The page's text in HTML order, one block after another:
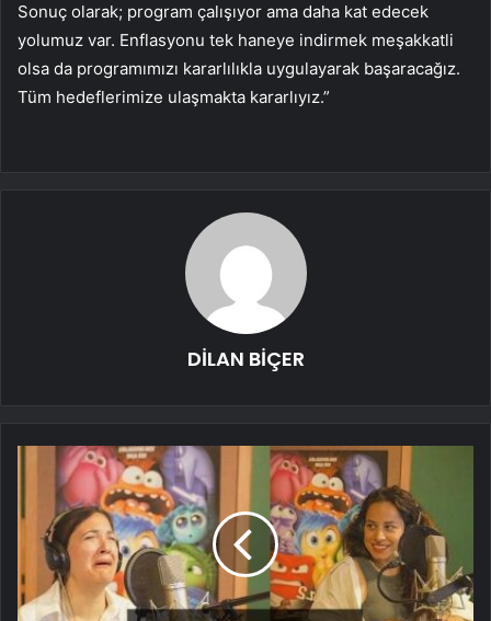
Sonuç olarak; program çalışıyor ama daha kat edecek
yolumuz var. Enflasyonu tek haneye indirmek meşakkatli
olsa da programımızı kararlılıkla uygulayarak başaracağız.
Tüm hedeflerimize ulaşmakta kararlıyız.”
DİLAN BİÇER